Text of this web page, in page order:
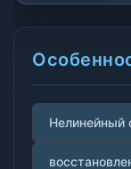
Нелинейный